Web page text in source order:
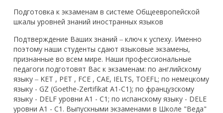
Подготовка к экзаменам в системе Общеевропейской
шкалы уровней знаний иностранных языков
Подтверждение Ваших знаний ‒ ключ к успеху. Именно
поэтому наши студенты сдают языковые экзамены,
признанные во всем мире. Наши профессиональные
педагоги подготовят Вас к экзаменам: по английскому
языку ‒ KET , PET , FCE , CAE, IELTS, TOEFL; по немецкому
языку - GZ (Goethe-Zertifikat A1-C1); по французскому
языку - DELF уровни А1 - С1; по испанскому языку - DELE
уровни A1 - C1. Выпускными экзаменами в Школе "Веда"